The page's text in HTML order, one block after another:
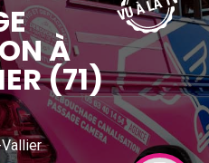
À
(71)